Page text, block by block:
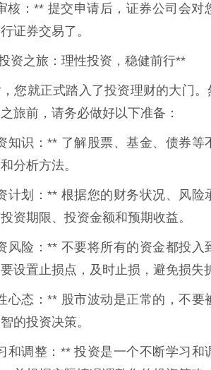
核：** 提交申请后，证券公司会
证券交易了。
资之旅：理性投资，稳健前行**
您就正式踏入了投资理财的大门
旅前，请务必做好以下准备：
知识：** 了解股票、基金、债券
分析方法。
计划：** 根据您的财务状况、风
资期限、投资金额和预期收益。
风险：** 不要将所有的资金都投
设置止损点，及时止损，避免损失
心态：** 股市波动是正常的，不
的投资决策。
和调整：** 投资是一个不断学习